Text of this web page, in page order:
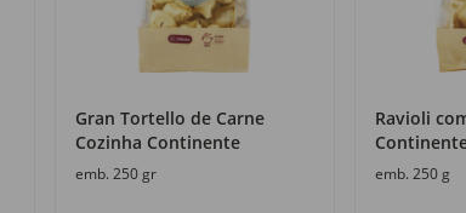
Gran Tortello de Carne
Cozinha Continente
emb. 250 gr
Ravioli
emb. 250 g